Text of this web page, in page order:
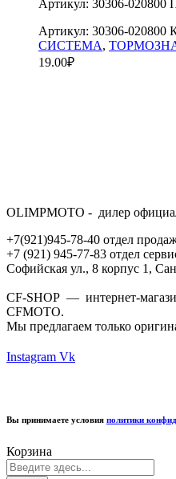
Артикул: 30306-020800
Артикул: 30306-020800
СИСТЕМА,
19.00₽
OLIMPMOTO - дилер
+7(921)945-78-40 отдел
+7 (921) 945-77-83 отдел
Софийская ул., 8 корпус 1,
CF-SHOP — интернет-
CFMOTO.
Мы предлагаем только
Instagram Vk
Вы принимаете условия политики
Корзина